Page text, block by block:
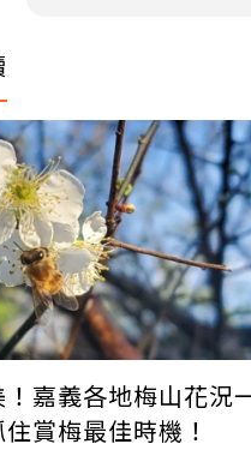
嘉義各地梅山花況
賞梅最佳時機！